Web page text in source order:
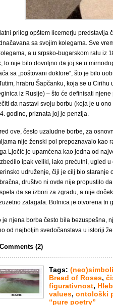
prilog opštem licemerju predstavlja
sa svojim kolegama. Sve
a u srpsko-bugarskom ratu iz
to nije bilo dovoljno da joj se u
sa „poštovani doktore“, što je bilo
hrabru Šapčanku, koja se u
iz Rusije) – što će definisati
da nastavi svoju borbu (koja je u
godine, priznata joj je penzija.
ove, često uzaludne borbe, za
nije ženski pol prepoznavalo kao
Ljočić je upamćena kao jedna od
ipak veliki, iako prećutni, ugled
udruženje, čiji je cilj bio
društvo ni ovde nije propustilo
da se izbori za zgradu, a nije
zalagala. Bolnica je otvorena tri
je njena borba često bila bezuspešna,
od najboljih svedočanstava u istoriji
Comments (2)
Tags:
Bread of Roses,
figurativnost,
values, ontološki
“pure poetry”